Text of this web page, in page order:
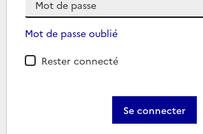
Mot de passe oublié
Rester connecté
Se connecter